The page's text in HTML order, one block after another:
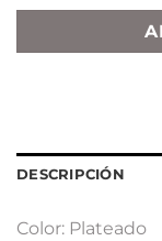
DESCRIPCIÓN
Color: Plateado